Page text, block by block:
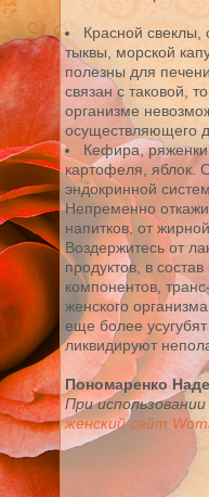
Красной свеклы,
тыквы, морской
полезны для
связан с таковой,
организме
осуществляющего
Кефира,
картофеля, яблок.
эндокринной
Непременно
напитков, от
Воздержитесь от
продуктов, в
компонентов,
женского
еще более
ликвидируют
Пономаренко
При
женский сайт